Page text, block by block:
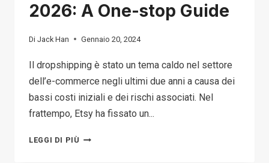
2026: A One-stop Guide
Di Jack Han Gennaio 20, 2024
Il dropshipping è stato un tema caldo nel settore
dell’e-commerce negli ultimi due anni a causa dei
bassi costi iniziali e dei rischi associati. Nel
frattempo, Etsy ha fissato un...
LEGGI DI PIÙ ETSY